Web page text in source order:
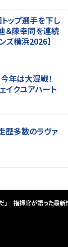
ップ選手を下し
＆陳幸同を連続
ズ横浜2026】
今年は大混戦！
イクユアハート
歴多数のラヴァ
」 指揮官が語った最新